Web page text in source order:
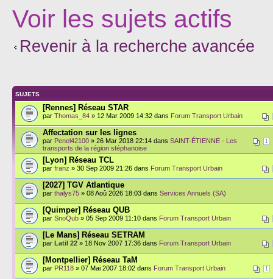
Voir les sujets actifs
Revenir à la recherche avancée
SUJETS
[Rennes] Réseau STAR
par Thomas_84 » 12 Mar 2009 14:32 dans Forum Transport Urbain
Affectation sur les lignes
1
par Penel42100 » 26 Mar 2018 22:14 dans SAINT-ÉTIENNE - Les
transports de la région stéphanoise
[Lyon] Réseau TCL
par franz » 30 Sep 2009 21:26 dans Forum Transport Urbain
[2027] TGV Atlantique
par thalys75 » 08 Aoû 2026 18:03 dans Services Annuels (SA)
[Quimper] Réseau QUB
par SnoQub » 05 Sep 2009 11:10 dans Forum Transport Urbain
[Le Mans] Réseau SETRAM
par Latil 22 » 18 Nov 2007 17:36 dans Forum Transport Urbain
[Montpellier] Réseau TaM
1
par PR118 » 07 Mai 2007 18:02 dans Forum Transport Urbain